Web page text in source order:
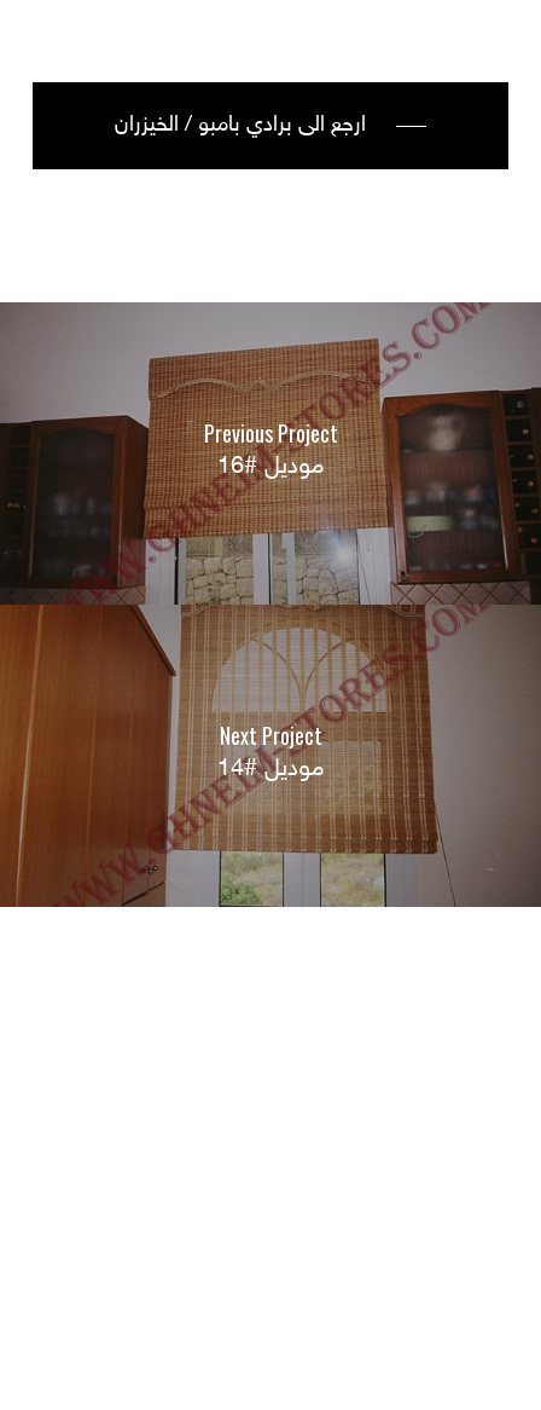
ارجع الى برادي بامبو / الخيزران
Previous Project
موديل #16
Next Project
موديل #14